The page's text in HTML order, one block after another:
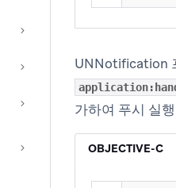
UNNotification
가하여 푸시 실
OBJECTIVE-C